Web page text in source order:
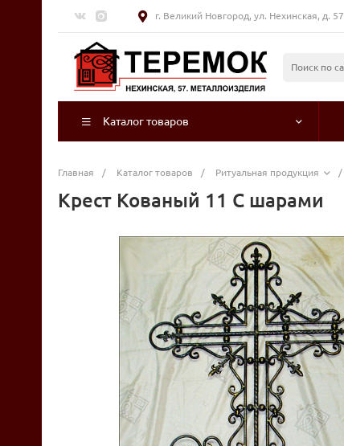
г. Великий Новгород, ул. Нехинская, д. 57
Каталог товаров
Главная / Каталог товаров / Ритуальная продукция /
Крест Кованый 11 С шарами